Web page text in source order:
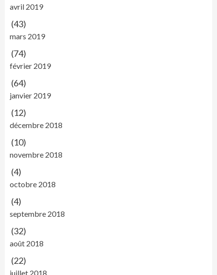
avril 2019
(43)
mars 2019
(74)
février 2019
(64)
janvier 2019
(12)
décembre 2018
(10)
novembre 2018
(4)
octobre 2018
(4)
septembre 2018
(32)
août 2018
(22)
juillet 2018